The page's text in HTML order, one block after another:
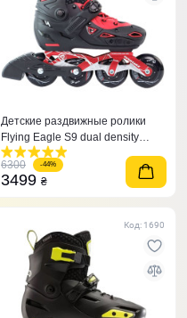
Детские раздвижные ролики
Flying Eagle S9 dual density
красные
6300
-44%
3499 ₴
Код: 1690